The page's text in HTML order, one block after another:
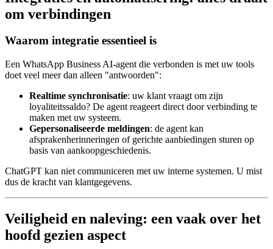
om verbindingen
Waarom integratie essentieel is
Een WhatsApp Business AI-agent die verbonden is met uw tools
doet veel meer dan alleen "antwoorden":
Realtime synchronisatie: uw klant vraagt om zijn
loyaliteitssaldo? De agent reageert direct door verbinding te
maken met uw systeem.
Gepersonaliseerde meldingen: de agent kan
afsprakenherinneringen of gerichte aanbiedingen sturen op
basis van aankoopgeschiedenis.
ChatGPT kan niet communiceren met uw interne systemen. U mist
dus de kracht van klantgegevens.
Veiligheid en naleving: een vaak over het
hoofd gezien aspect